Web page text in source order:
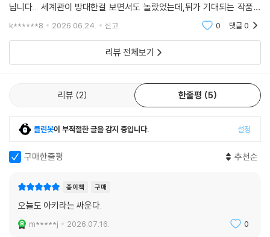
닙니다... 세계관이 방대한걸 보면서도 놀랐었는데,뒤가 기대되는 작품입
니다!
k******8 2026.06.24. 신고 0 댓글0
리뷰 전체보기
리뷰 2 한줄평 5
클린봇이 부적절한 글을 감지 중입니다. 설정
구매한줄평 추천순
종이책 구매
오늘도 아키라는 싸운다.
m*****j 2026.07.16. 0